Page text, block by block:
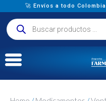
🚀 Envíos a todo